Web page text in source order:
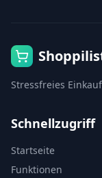
Stressfreies
Schnellzugriff
Startseite
Funktionen